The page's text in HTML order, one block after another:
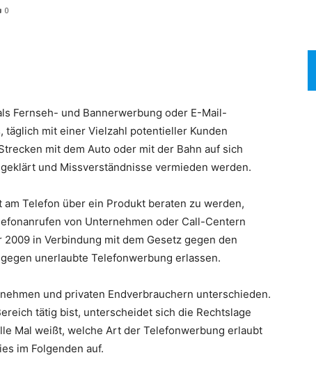
0
Fernseh- und Bannerwerbung oder E-Mail-
mit einer Vielzahl potentieller Kunden
mit dem Auto oder mit der Bahn auf sich
und Missverständnisse vermieden werden.
Telefon über ein Produkt beraten zu werden,
von Unternehmen oder Call-Centern
in Verbindung mit dem Gesetz gegen den
unerlaubte Telefonwerbung erlassen.
und privaten Endverbrauchern unterschieden.
tätig bist, unterscheidet sich die Rechtslage
Mal weißt, welche Art der Telefonwerbung erlaubt
im Folgenden auf.